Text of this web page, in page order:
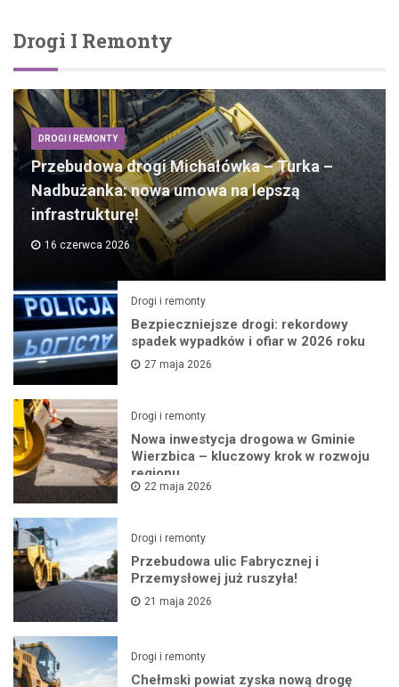
Drogi I Remonty
DROGI I REMONTY
Przebudowa drogi Michałówka – Turka –
Nadbużanka: nowa umowa na lepszą
infrastrukturę!
16 czerwca 2026
Drogi i remonty
Bezpieczniejsze drogi: rekordowy
spadek wypadków i ofiar w 2026 roku
27 maja 2026
Drogi i remonty
Nowa inwestycja drogowa w Gminie
Wierzbica – kluczowy krok w rozwoju
regionu
22 maja 2026
Drogi i remonty
Przebudowa ulic Fabrycznej i
Przemysłowej już ruszyła!
21 maja 2026
Drogi i remonty
Chełmski powiat zyska nową drogę